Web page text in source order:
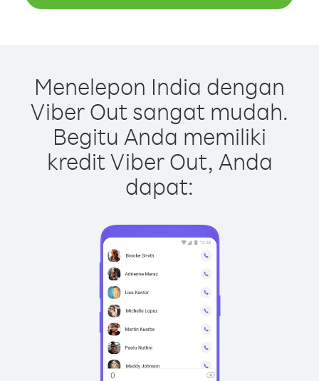
Menelepon India dengan
Viber Out sangat mudah.
Begitu Anda memiliki
kredit Viber Out, Anda
dapat: